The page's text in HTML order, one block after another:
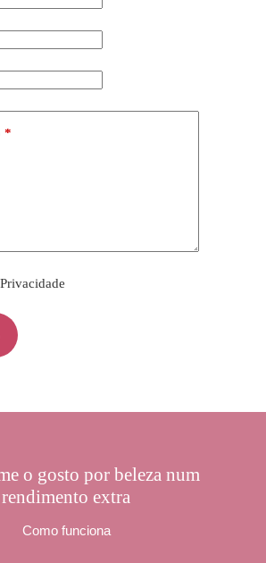
*
o gosto por beleza num
rendimento extra
Como funciona